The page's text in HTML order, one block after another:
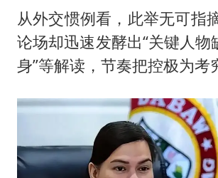
从外交惯例看，此举无可指
论场却迅速发酵出“关键人物
身”等解读，节奏把控极为考